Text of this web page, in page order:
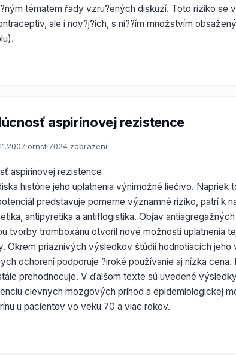
tématem řady vzru?ených diskuzí. Toto riziko se
ale i nov?j?ích, s ni??ím množstvím
aspirínovej rezistence
·ornst·7024 zobrazení
aspirínovej rezistence
histórie jeho uplatnenia výnimožné liečivo. Napriek
predstavuje pomerne významné riziko, patrí k
antipyretika a antiflogistika. Objav
tvorby tromboxánu otvoril nové možnosti uplatnenia
Okrem priaznivých výsledkov štúdií hodnotiacich jeho
ochorení podporuje ?iroké používanie aj nízka
prehodnocuje. V ďalšom texte sú uvedené
cievnych mozgových príhod a epidemiologickej
u pacientov vo veku 70 a viac rokov.